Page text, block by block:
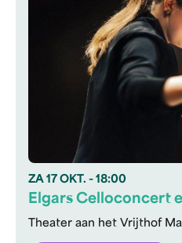
ZA 17 OKT. - 18:00
Theater aan het Vrijthof
Elgars Celloconcert